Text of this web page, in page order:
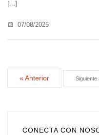
[...]
07/08/2025
« Anterior Siguiente
CONECTA CON